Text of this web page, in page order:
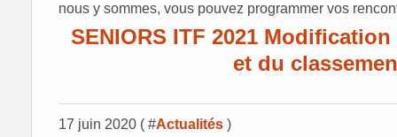
nous y sommes, vous pouvez programmer vos
SENIORS ITF 2021
et du
17 juin 2020 ( #Actualités )